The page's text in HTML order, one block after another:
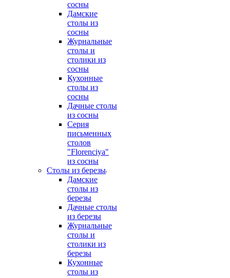
сосны
Дамские
столы из
сосны
Журнальные
столы и
столики из
сосны
Кухонные
столы из
сосны
Дачные столы
из сосны
Серия
письменных
столов
"Florenciya"
из сосны
Столы из березы
Дамские
столы из
березы
Дачные столы
из березы
Журнальные
столы и
столики из
березы
Кухонные
столы из